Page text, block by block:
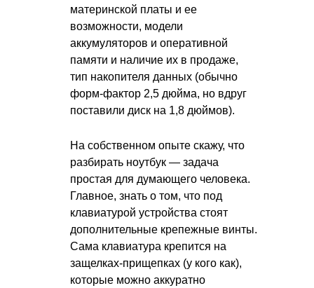
материнской платы и ее
возможности, модели
аккумуляторов и оперативной
памяти и наличие их в продаже,
тип накопителя данных (обычно
форм-фактор 2,5 дюйма, но вдруг
поставили диск на 1,8 дюймов).
На собственном опыте скажу, что
разбирать ноутбук — задача
простая для думающего человека.
Главное, знать о том, что под
клавиатурой устройства стоят
дополнительные крепежные винты.
Сама клавиатура крепится на
защелках-прищепках (у кого как),
которые можно аккуратно